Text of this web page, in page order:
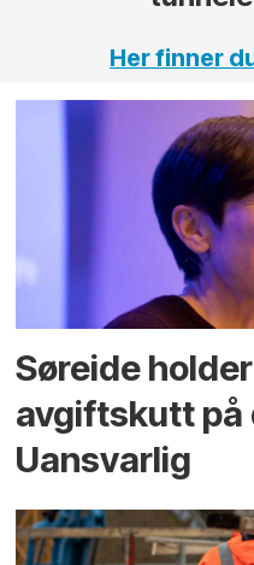
Her finner
Søreide
avgiftskutt på
Uansvarlig